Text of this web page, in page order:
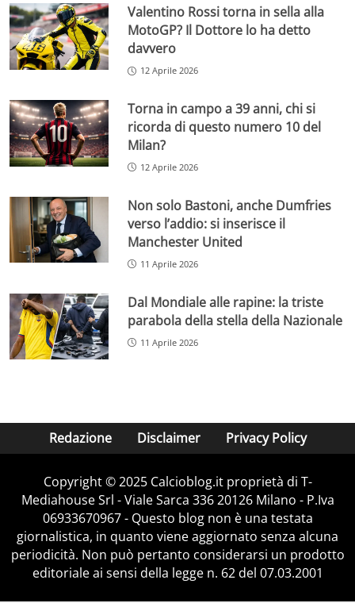
Valentino Rossi torna in sella alla
MotoGP? Il Dottore lo ha detto
davvero
12 Aprile 2026
Torna in campo a 39 anni, chi si
ricorda di questo numero 10 del
Milan?
12 Aprile 2026
Non solo Bastoni, anche Dumfries
verso l’addio: si inserisce il
Manchester United
11 Aprile 2026
Dal Mondiale alle rapine: la triste
parabola della stella della Nazionale
11 Aprile 2026
Redazione Disclaimer Privacy Policy
Copyright © 2025 Calcioblog.it proprietà di T-
Mediahouse Srl - Viale Sarca 336 20126 Milano - P.Iva
06933670967 - Questo blog non è una testata
giornalistica, in quanto viene aggiornato senza alcuna
periodicità. Non può pertanto considerarsi un prodotto
editoriale ai sensi della legge n. 62 del 07.03.2001